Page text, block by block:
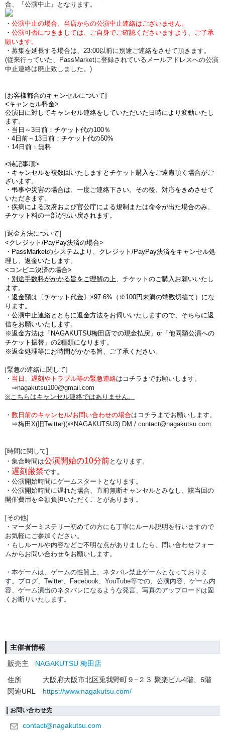
合、『公演中止』となります。
・ 公演中止の場合、当店からの公演中止連絡はございません。
・ 公演可否につきましては、ご自身でご確認くださいますよう、ご了承
願います。
・募集を延長する場合は、23:00以前に別途ご連絡をさせて頂きます。
(従来行っていた、PassMarketに登録されているメールアドレスへの公演
中止連絡は廃止致しました。)
[お客様都合のキャンセルについて]
<キャンセル料金>
公演日に対してキャンセル連絡をしていただいた日時により変動いたし
ます。
・当日～3日前：チケット代の100％
・4日前～13日前：チケット代の50%
・14日前：無料
<特記事項>
・キャンセルを複数回いたしますとチケット購入をご遠慮頂く場合がご
ざいます。
・弔事や災害の場合は、一度ご連絡下さい。その後、対応をきめさせて
いただきます。
・疾病による政府および官公庁による規制または命令が出た場合のみ、
チケット料の一部が払い戻されます。
[返金方法について]
<クレジット/PayPay決済の場合>
・PassMarketのシステムより、クレジット/PayPay決済をキャンセル処
理し、返金いたします。
<コンビニ決済の場合>
・ 別途手数料がかかる旨をご理解の上、チケットのご購入お願いいたし
ます。
・ 返金額は〔チケット代金〕×97.6%（※100円未満の端数切捨て ）にな
ります。
・公演中止連絡とともに返金方法をお伺いいたしますので、そちらに返
信をお願いいたします。
※返金方法は「NAGAKUTSU梅田店での現金払戻」or「他同額公演への
チケット振替」の2種類になります。
※返金処理等にお時間がかかる旨、ご了承ください。
[緊急の連絡に関して]
・ 当日、遅刻やトラブル等の緊急連絡はコチラまでお願いします。
⇒nagakutsu100@gmail.com
※こちらはキャンセル連絡ではありません。
・ 数日前のキャンセル/お問い合わせの場合は コチラまでお願いします。
⇒梅田X(旧Twitter)(＠NAGAKUTSU3) DM / contact@nagakutsu.com
[時間に関して]
・集合時間は公演開始の10分前となります。
・ 遅刻厳禁です。
・公演開始時間にゲームスタートとなります。
・公演開始時間に遅れた場合、直前無断キャンセルとみなし、該当回の
開催費用を全額負担いただくことがあります。
[その他]
・マーダーミステリー初めての方にも丁寧にルール説明を行いますので
お気軽にご参加ください。
・もしルールや内容などご不明な点がありましたら、問い合わせフォー
ムからお問い合わせをお願いします。
・本ゲームは、ゲームの性質上、ネタバレ禁止ゲームとなっておりま
す。ブログ、Twitter、Facebook、YouTube等での、 公演内容、 ゲーム内
容、ゲーム演出のネタバレになるような発言、写真のアップロードは固
くお断りいたします。
主催者情報
販売主
NAGAKUTSU 梅田店
住所
大阪府大阪市北区兎我野町９−２３ 聚楽ビル4階、6階
関連URL
https://www.nagakutsu.com/
お問い合わせ先
contact@nagakutsu.com